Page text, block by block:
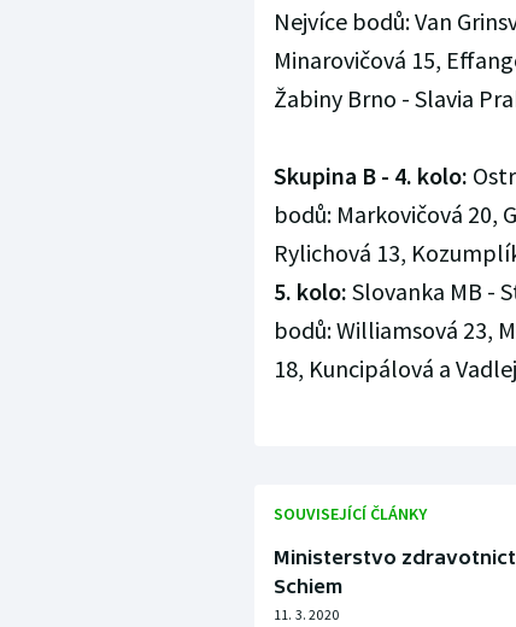
Nejvíce bodů: Van
Minarovičová 15,
Žabiny Brno - Slavia
Skupina B - 4. kolo:
bodů: Markovičová 20,
Rylichová 13,
5. kolo: Slovanka MB -
bodů: Williamsová 23,
18, Kuncipálová a
SOUVISEJÍCÍ ČLÁNKY
Ministerstvo
Schiem
11. 3. 2020